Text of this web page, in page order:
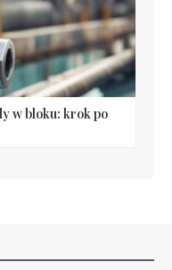
w bloku: krok po